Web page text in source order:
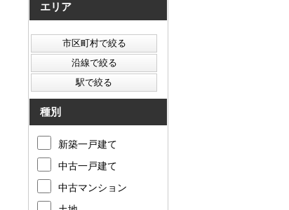
エリア
種別
新築一戸建て
中古一戸建て
中古マンション